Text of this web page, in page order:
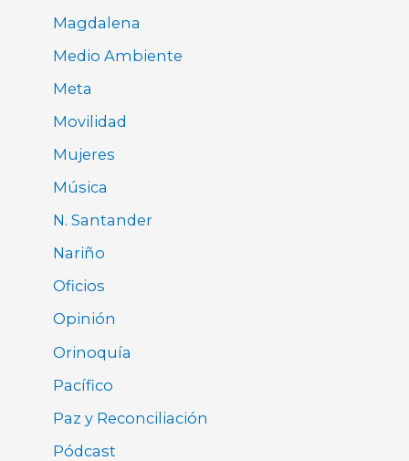
Magdalena
Medio Ambiente
Meta
Movilidad
Mujeres
Música
N. Santander
Nariño
Oficios
Opinión
Orinoquía
Pacífico
Paz y Reconciliación
Pódcast